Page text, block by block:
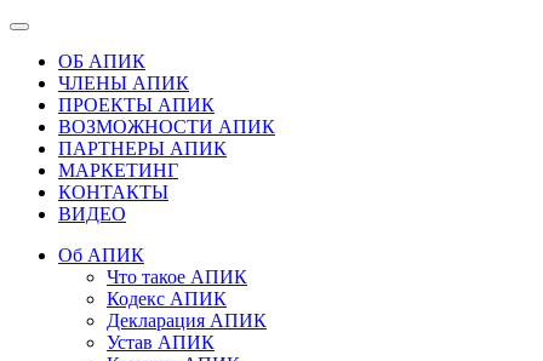
ОБ АПИК
ЧЛЕНЫ АПИК
ПРОЕКТЫ АПИК
ВОЗМОЖНОСТИ АПИК
ПАРТНЕРЫ АПИК
МАРКЕТИНГ
КОНТАКТЫ
ВИДЕО
Об АПИК
Что такое АПИК
Кодекс АПИК
Декларация АПИК
Устав АПИК